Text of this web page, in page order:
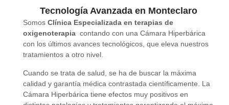
Tecnología Avanzada en Monteclaro
Somos Clínica Especializada en terapias de
oxigenoterapia contando con una Cámara Hiperbárica
con los últimos avances tecnológicos, que eleva nuestros
tratamientos a otro nivel.
Cuando se trata de salud, se ha de buscar la máxima
calidad y garantía médica contrastada científicamente. La
Cámara Hiperbárica tiene efectos muy positivos en